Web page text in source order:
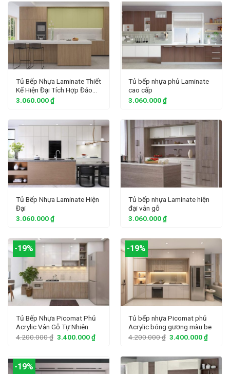
Tủ Bếp Nhựa Laminate Thiết
Kế Hiện Đại Tích Hợp Đảo
Bếp
3.060.000₫
Tủ bếp nhựa phủ Laminate
cao cấp
3.060.000₫
Tủ Bếp Nhựa Laminate Hiện
Đại
3.060.000₫
Tủ bếp nhựa Laminate hiện
đại vân gỗ
3.060.000₫
-19%
Tủ Bếp Nhựa Picomat Phủ
Acrylic Vân Gỗ Tự Nhiên
4.200.000₫ 3.400.000₫
-19%
Tủ bếp nhựa Picomat phủ
Acrylic bóng gương màu be
4.200.000₫ 3.400.000₫
-19%